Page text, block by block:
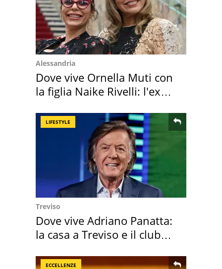
Alessandria
Dove vive Ornella Muti con
la figlia Naike Rivelli: l'ex
LIFESTYLE
Treviso
Dove vive Adriano Panatta:
la casa a Treviso e il club
ECCELLENZE